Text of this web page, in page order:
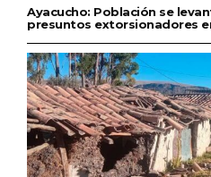
Ayacucho: Población se
presuntos extorsionadores